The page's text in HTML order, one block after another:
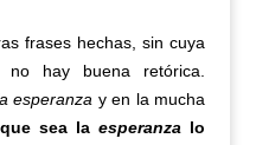
frases hechas, sin cuya
no hay buena retórica.
esperanza y en la mucha
sea laesperanza lo